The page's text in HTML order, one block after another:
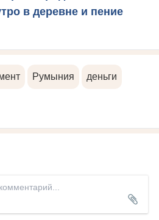
в деревне и пение
Румыния деньги